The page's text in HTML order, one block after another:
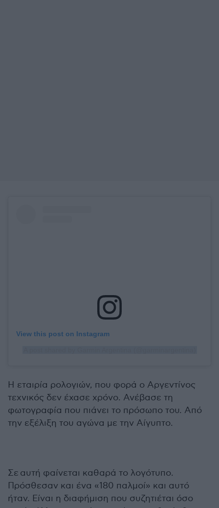
View this post on Instagram
Η εταιρία ρολογιών, που φορά ο Αργεντίνος
τεχνικός δεν έχασε χρόνο. Ανέβασε τη
φωτογραφία που πιάνει το πρόσωπο του. Από
την εξέλιξη του αγώνα με την Αίγυπτο.
Σε αυτή φαίνεται καθαρά το λογότυπο.
Πρόσθεσαν και ένα «180 παλμοί» και αυτό
ήταν. Είναι η διαφήμιση που συζητιέται όσο